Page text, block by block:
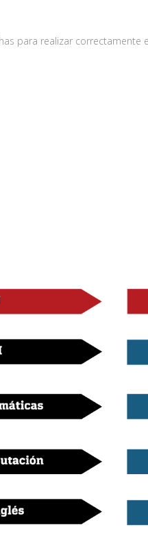
para realizar correctamente